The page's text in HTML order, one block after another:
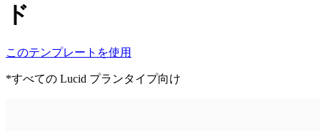
ド
このテンプレートを使用
*すべての Lucid プランタイプ向け